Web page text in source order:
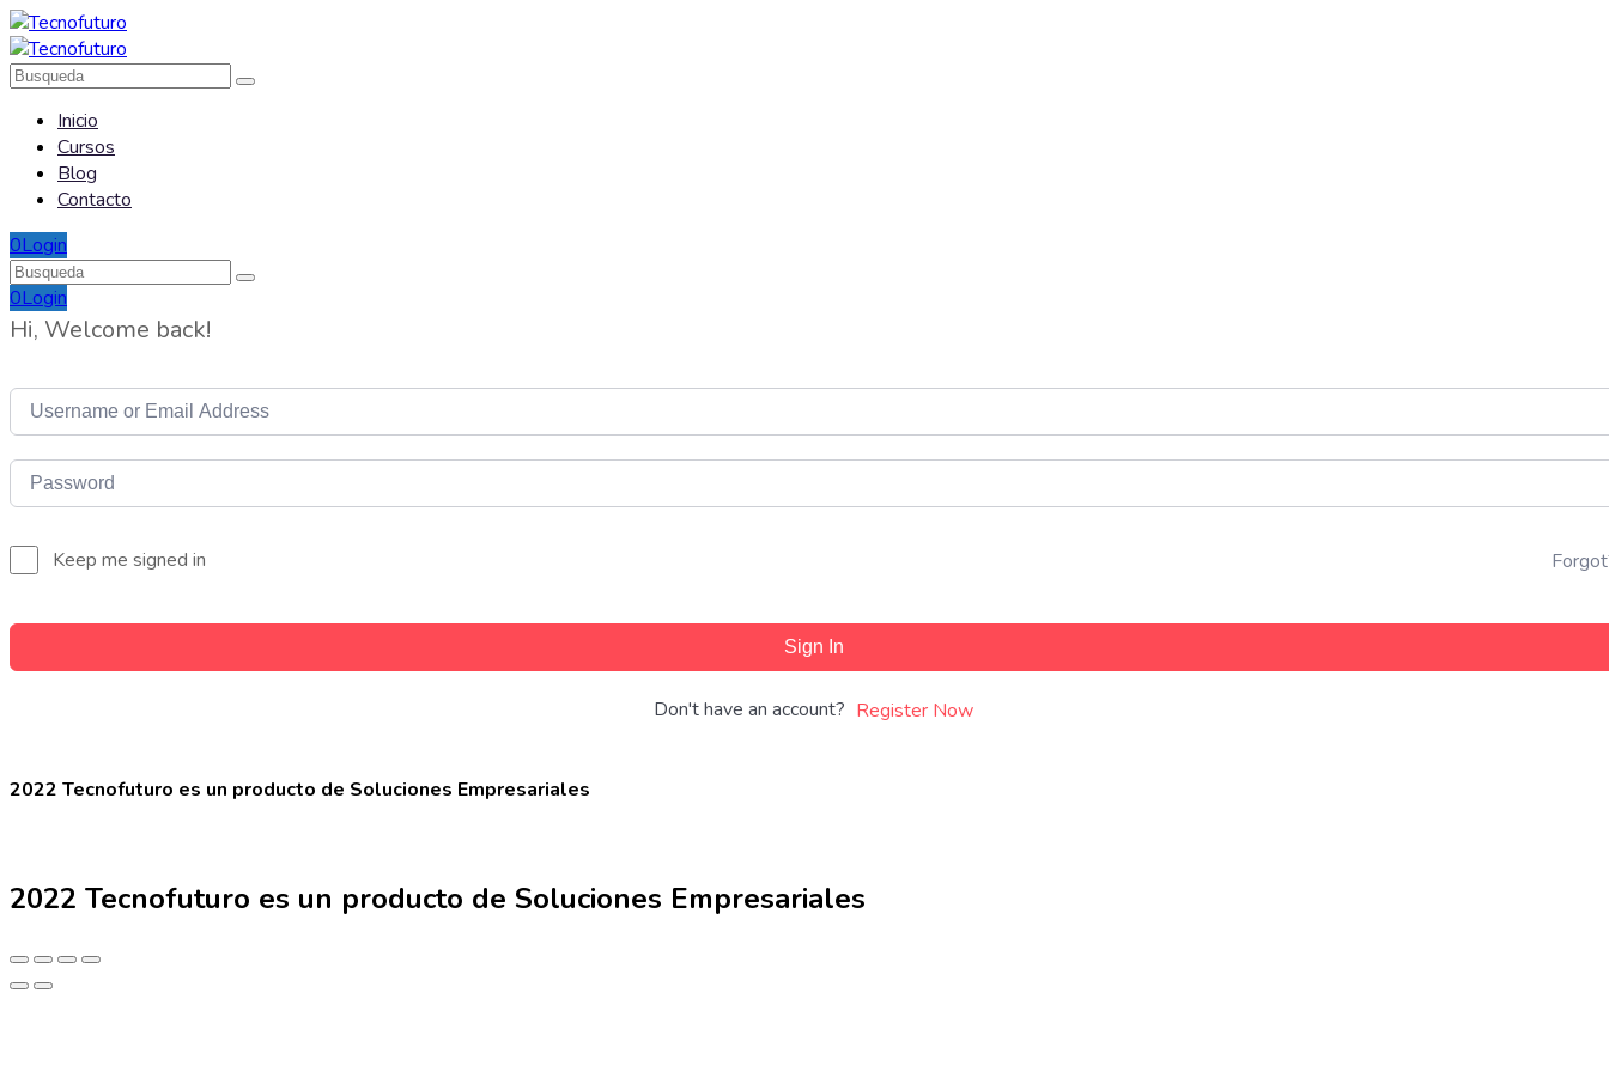
Inicio
Cursos
Blog
Contacto
0Login
0Login
Hi, Welcome back!
Keep me signed in
Sign In
Don't have an account? Register Now
2022 Tecnofuturo es un producto de Soluciones Empresariales
2022 Tecnofuturo es un producto de Soluciones Empresariales